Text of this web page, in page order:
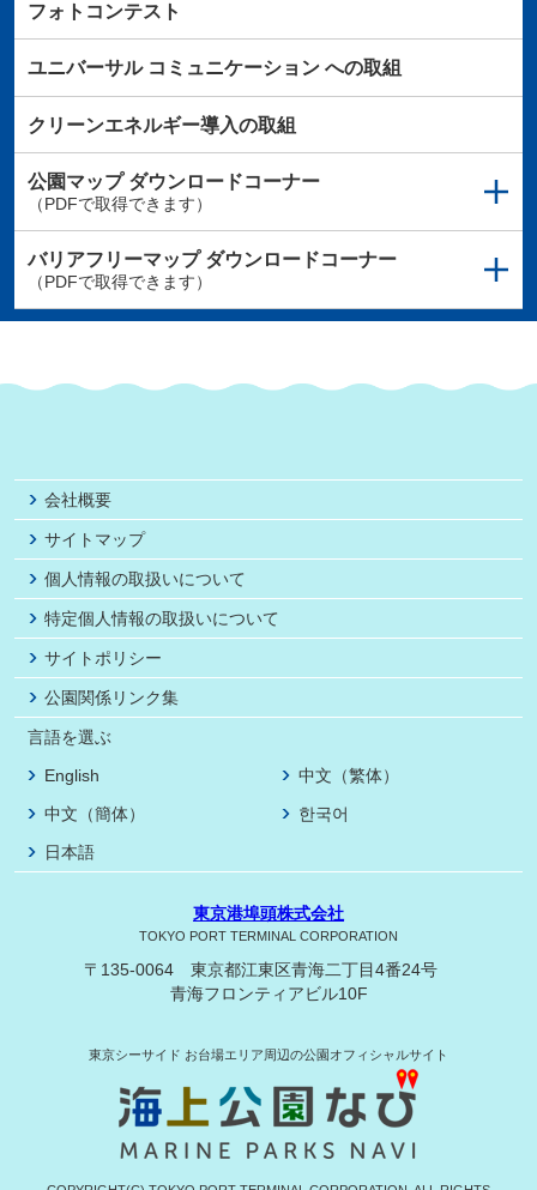
フォトコンテスト
ユニバーサルコミュニケーションへの取組
クリーンエネルギー導入の取組
公園マップダウンロードコーナー
（PDFで取得できます）
バリアフリーマップダウンロードコーナー
（PDFで取得できます）
会社概要
サイトマップ
個人情報の取扱いについて
特定個人情報の取扱いについて
サイトポリシー
公園関係リンク集
言語を選ぶ
English
中文（繁体）
中文（簡体）
한국어
日本語
東京港埠頭株式会社
TOKYO PORT TERMINAL CORPORATION
〒135-0064 東京都江東区青海二丁目4番24号
青海フロンティアビル10F
東京シーサイド お台場エリア周辺の公園オフィシャルサイト